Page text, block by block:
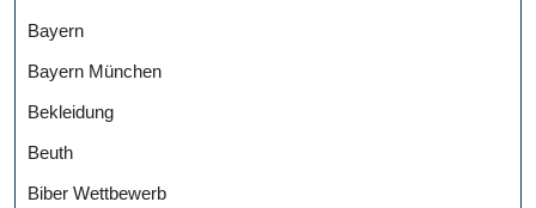
Bayern
Bayern München
Bekleidung
Beuth
Biber Wettbewerb